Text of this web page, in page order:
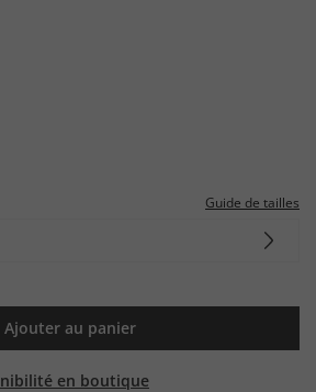
Guide de tailles
Ajouter au panier
en boutique